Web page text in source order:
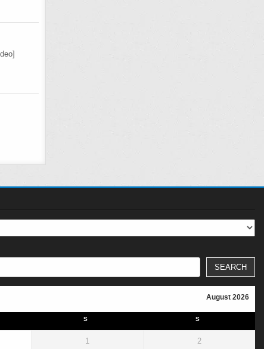
SEARCH
August 2026
S S
1 2